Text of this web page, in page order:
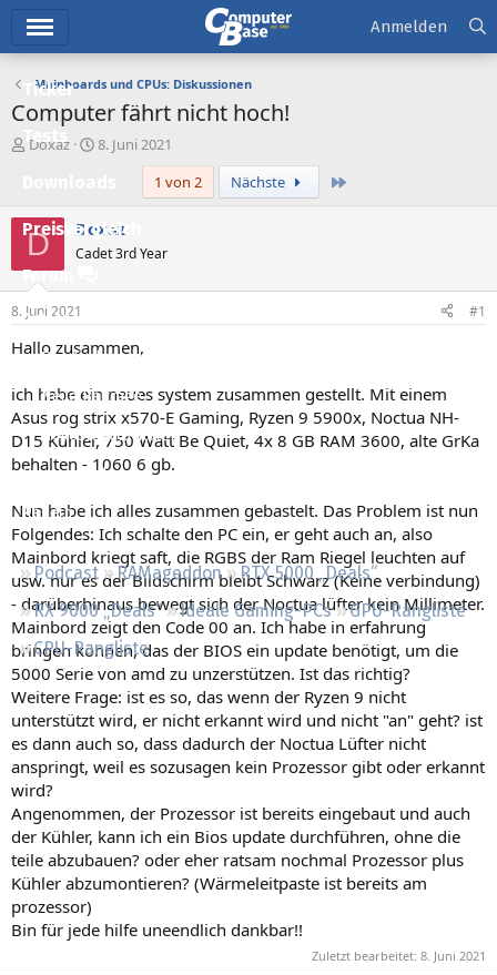
Ticker
Tests
Preisvergleich
Forum
Aktuelles
Empfohlene Inhalte
Neue Beiträge
Neueste Aktivitäten
Leserartikel
Regeln
Podcast RAMageddon
RTX 5000 „Deals“
RX 9000 „Deals“
Ideale Gaming-PCs
GPU-Rangliste
CPU-Rangliste
Anmelden
Mainboards und CPUs: Diskussionen
Computer fährt nicht hoch!
E
e
e
Doxaz
E
e
l
l
m
8. Juni 2021
1 von 2
Nächste
D Doxaz
Cadet 3rd Year
8. Juni 2021 #1
Hallo zusammen,
ich habe ein neues system zusammen gestellt. Mit einem
Asus rog strix x570-E Gaming, Ryzen 9 5900x, Noctua NH-
D15 Kühler, 750 Watt Be Quiet, 4x 8 GB RAM 3600, alte GrKa
behalten - 1060 6 gb.
Nun habe ich alles zusammen gebastelt. Das Problem ist nun
Folgendes: Ich schalte den PC ein, er geht auch an, also
Mainbord kriegt saft, die RGBS der Ram Riegel leuchten auf
usw. nur es der Bildschirm bleibt Schwarz (Keine verbindung)
- darüberhinaus bewegt sich der Noctua lüfter kein Millimeter.
Mainbord zeigt den Code 00 an. Ich habe in erfahrung
bringen können, das der BIOS ein update benötigt, um die
5000 Serie von amd zu unzerstützen. Ist das richtig?
Weitere Frage: ist es so, das wenn der Ryzen 9 nicht
unterstützt wird, er nicht erkannt wird und nicht "an" geht? ist
es dann auch so, dass dadurch der Noctua Lüfter nicht
anspringt, weil es sozusagen kein Prozessor gibt oder erkannt
wird?
Angenommen, der Prozessor ist bereits eingebaut und auch
der Kühler, kann ich ein Bios update durchführen, ohne die
teile abzubauen? oder eher ratsam nochmal Prozessor plus
Kühler abzumontieren? (Wärmeleitpaste ist bereits am
prozessor)
Bin für jede hilfe uneendlich dankbar!!
Zuletzt bearbeitet: 8. Juni 2021